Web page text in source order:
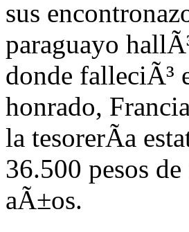
sus
paraguayo
donde falleciÃ³
honrado,
la tesorerÃ­a
36.500 pesos
aÃ±os.